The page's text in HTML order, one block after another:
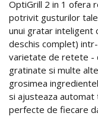
OptiGrill 2 in 1 ofera
potrivit gusturilor tale
unui gratar inteligent
deschis complet)
varietate de retete -
gratinate si multe
grosimea
si ajusteaza
perfecte de fiecare